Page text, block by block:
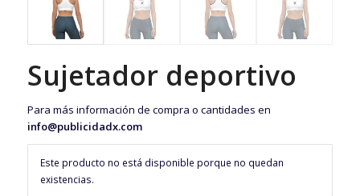
Sujetador deportivo
Para más información de compra o cantidades en
info@publicidadx.com
Este producto no está disponible porque no quedan
existencias.